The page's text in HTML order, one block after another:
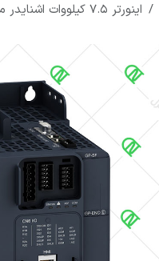
اینورتر 7.5 کیلووات اشنایدر مدل ATV340U75N4E